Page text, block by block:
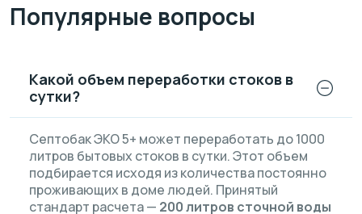
Популярные вопросы
Какой объем переработки стоков в
сутки?
Септобак ЭКО 5+ может переработать до 1000
литров бытовых стоков в сутки. Этот объем
подбирается исходя из количества постоянно
проживающих в доме людей. Принятый
стандарт расчета — 200 литров сточной воды